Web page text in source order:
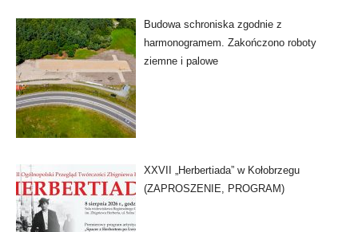
Budowa schroniska zgodnie z
harmonogramem. Zakończono roboty
ziemne i palowe
XXVII „Herbertiada” w Kołobrzegu
(ZAPROSZENIE, PROGRAM)